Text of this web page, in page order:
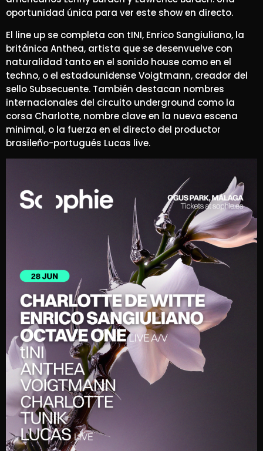
oportunidad única para ver este show en directo.
El line up se completa con tINI, Enrico Sangiuliano, la
británica Anthea, artista que se desenvuelve con
naturalidad tanto en el sonido house como en el
techno, o el estadounidense Voigtmann, creador del
sello Subsecuente. También destacan nombres
internacionales del circuito underground como la
corsa Charlotte, nombre clave en la nueva escena
minimal, o la fuerza en el directo del productor
brasileño-portugués Lucas live.